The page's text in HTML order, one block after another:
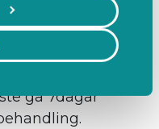
hund, så är du
att berätta det
gå 7dagar